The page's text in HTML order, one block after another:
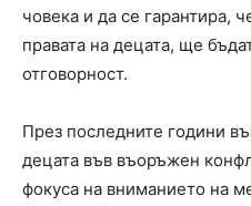
човека и да се гарантира,
правата на децата, ще
отговорност.
През последните години
децата във въоръжен
фокуса на вниманието на